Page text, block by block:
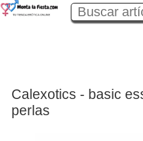
Calexotics - basic
perlas